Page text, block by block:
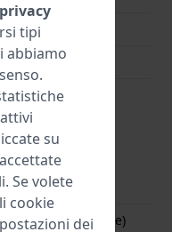
Primavera/Estate
(non impermeabile)
tipi
abbiamo
su
Se volete
cookie
dei